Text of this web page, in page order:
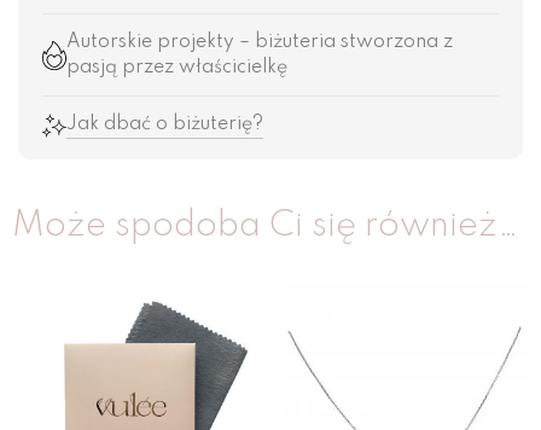
Autorskie projekty – biżuteria stworzona z
pasją przez właścicielkę
Jak dbać o biżuterię?
Może spodoba Ci się również…